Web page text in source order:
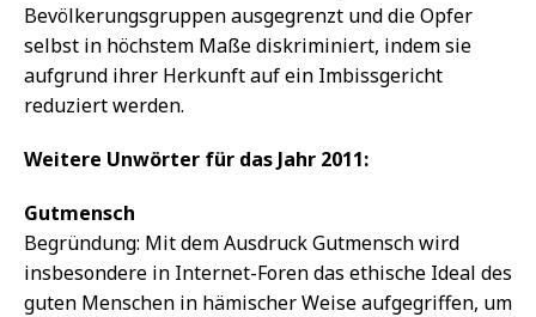
Bevölkerungsgruppen ausgegrenzt und die Opfer
selbst in höchstem Maße diskriminiert, indem sie
aufgrund ihrer Herkunft auf ein Imbissgericht
reduziert werden.
Weitere Unwörter für das Jahr 2011:
Gutmensch
Begründung: Mit dem Ausdruck Gutmensch wird
insbesondere in Internet-Foren das ethische Ideal des
guten Menschen in hämischer Weise aufgegriffen, um